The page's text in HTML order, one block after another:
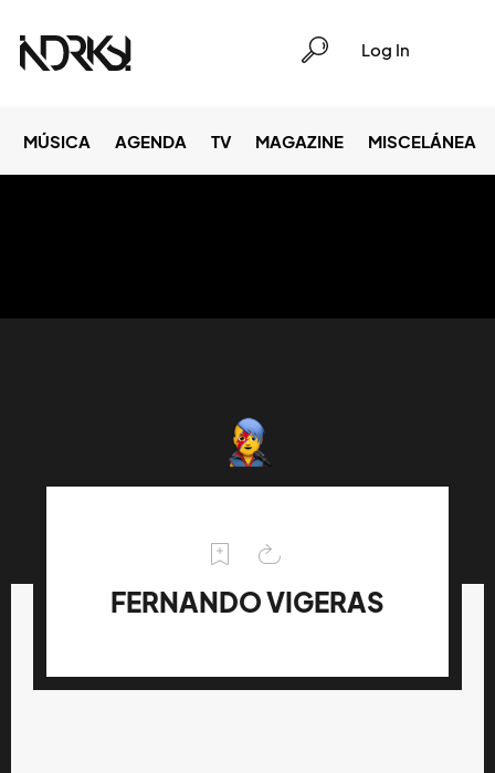
Log In
MÚSICA AGENDA TV MAGAZINE MISCELÁNEA
FERNANDO VIGERAS